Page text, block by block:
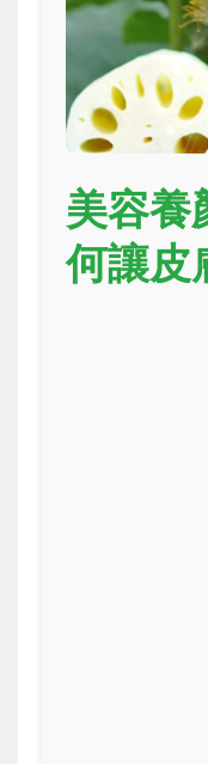
美容養
何讓皮